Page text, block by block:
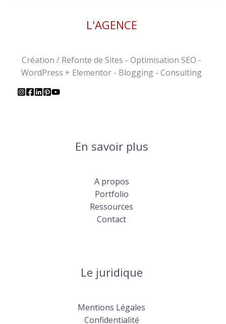
L'AGENCE
Création / Refonte de Sites - Optimisation SEO -
WordPress + Elementor - Blogging - Consulting
En savoir plus
A propos
Portfolio
Ressources
Contact
Le juridique
Mentions Légales
Confidentialité